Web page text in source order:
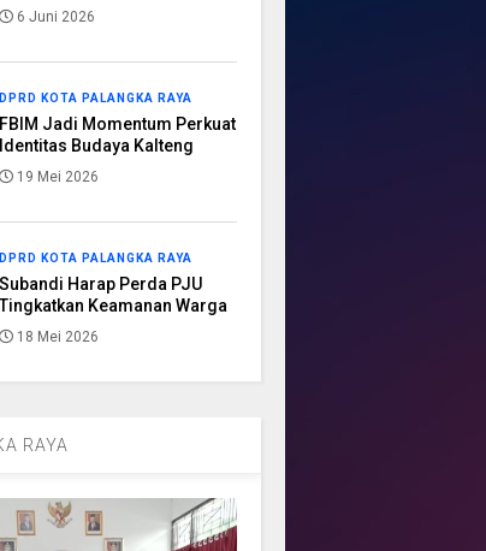
6 Juni 2026
DPRD KOTA PALANGKA RAYA
FBIM Jadi Momentum Perkuat
Identitas Budaya Kalteng
19 Mei 2026
DPRD KOTA PALANGKA RAYA
Subandi Harap Perda PJU
Tingkatkan Keamanan Warga
18 Mei 2026
RAYA